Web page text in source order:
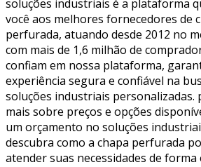
soluções industriais é a plataforma
você aos melhores fornecedores de
perfurada, atuando desde 2012 no
com mais de 1,6 milhão de
confiam em nossa plataforma,
experiência segura e confiável na
soluções industriais personalizadas.
mais sobre preços e opções
um orçamento no soluções
descubra como a chapa perfurada
atender suas necessidades de forma